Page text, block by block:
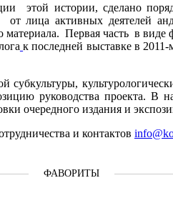
этой истории, сделано
от лица активных деятелей
Первая часть в виде
к последней выставке в
субкультуры,
руководства проекта. В
очередного издания и
и контактов
ФАВОРИТЫ